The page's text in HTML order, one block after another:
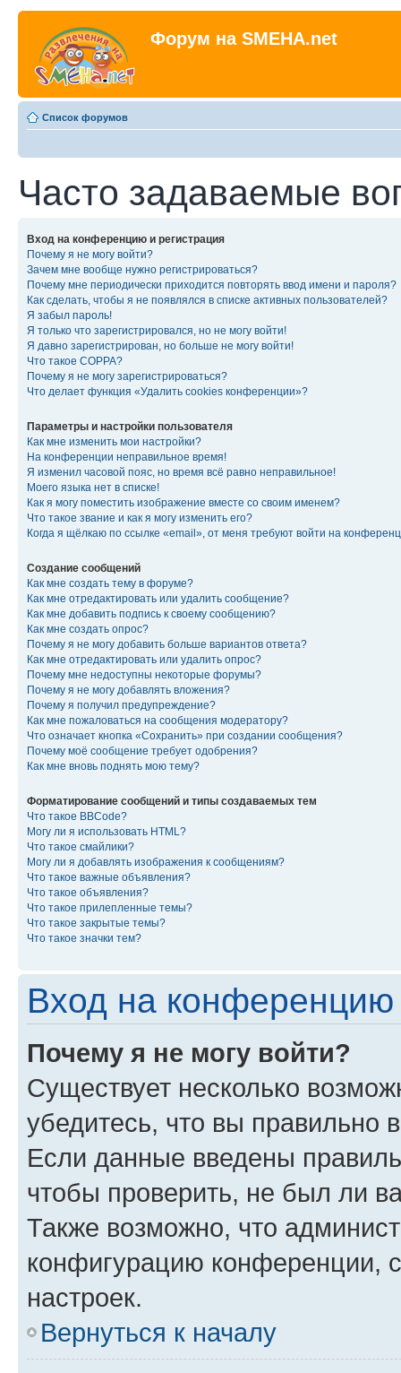
Форум на SMEHA.net
Список форумов
Часто задаваемые
Вход на конференцию и регистрация
Почему я не могу войти?
Зачем мне вообще нужно регистрироваться?
Почему мне периодически приходится повторять ввод имени и пароля?
Как сделать, чтобы я не появлялся в списке активных пользователей?
Я забыл пароль!
Я только что зарегистрировался, но не могу войти!
Я давно зарегистрирован, но больше не могу войти!
Что такое COPPA?
Почему я не могу зарегистрироваться?
Что делает функция «Удалить cookies конференции»?
Параметры и настройки пользователя
Как мне изменить мои настройки?
На конференции неправильное время!
Я изменил часовой пояс, но время всё равно неправильное!
Моего языка нет в списке!
Как я могу поместить изображение вместе со своим именем?
Что такое звание и как я могу изменить его?
Когда я щёлкаю по ссылке «email», от меня требуют войти на
Создание сообщений
Как мне создать тему в форуме?
Как мне отредактировать или удалить сообщение?
Как мне добавить подпись к своему сообщению?
Как мне создать опрос?
Почему я не могу добавить больше вариантов ответа?
Как мне отредактировать или удалить опрос?
Почему мне недоступны некоторые форумы?
Почему я не могу добавлять вложения?
Почему я получил предупреждение?
Как мне пожаловаться на сообщения модератору?
Что означает кнопка «Сохранить» при создании сообщения?
Почему моё сообщение требует одобрения?
Как мне вновь поднять мою тему?
Форматирование сообщений и типы создаваемых тем
Что такое BBCode?
Могу ли я использовать HTML?
Что такое смайлики?
Могу ли я добавлять изображения к сообщениям?
Что такое важные объявления?
Что такое объявления?
Что такое прилепленные темы?
Что такое закрытые темы?
Что такое значки тем?
Вход на конференцию
Почему я не могу войти?
Существует несколько
убедитесь, что вы правильно
Если данные введены
чтобы проверить, не был ли
Также возможно, что
конфигурацию конференции,
настроек.
Вернуться к началу